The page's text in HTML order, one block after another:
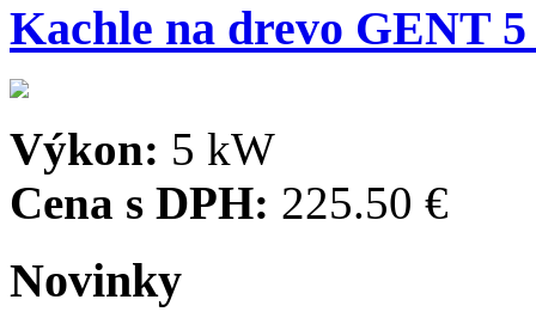
Kachle na drevo GENT
Výkon: 5 kW
Cena s DPH: 225.50 €
Novinky